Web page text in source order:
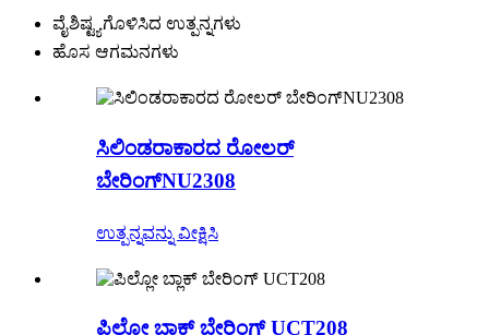
ವೈಶಿಷ್ಟ್ಯಗೊಳಿಸಿದ ಉತ್ಪನ್ನಗಳು
ಹೊಸ ಆಗಮನಗಳು
ಸಿಲಿಂಡರಾಕಾರದ ರೋಲರ್
ಬೇರಿಂಗ್NU2308
ಉತ್ಪನ್ನವನ್ನು ವೀಕ್ಷಿಸಿ
ಪಿಲ್ಲೋ ಬ್ಲಾಕ್ ಬೇರಿಂಗ್ UCT208